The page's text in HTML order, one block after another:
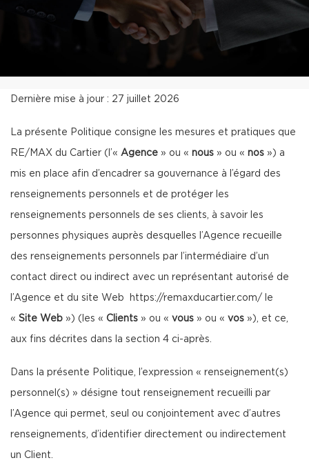
Dernière mise à jour : 27 juillet 2026
La présente Politique consigne les mesures et pratiques que
RE/MAX du Cartier (l’« Agence » ou « nous » ou « nos ») a
mis en place afin d’encadrer sa gouvernance à l’égard des
renseignements personnels et de protéger les
renseignements personnels de ses clients, à savoir les
personnes physiques auprès desquelles l’Agence recueille
des renseignements personnels par l’intermédiaire d’un
contact direct ou indirect avec un représentant autorisé de
l’Agence et du site Web https://remaxducartier.com/ le
« Site Web ») (les « Clients » ou « vous » ou « vos »), et ce,
aux fins décrites dans la section 4 ci-après.
Dans la présente Politique, l’expression « renseignement(s)
personnel(s) » désigne tout renseignement recueilli par
l’Agence qui permet, seul ou conjointement avec d’autres
renseignements, d’identifier directement ou indirectement
un Client.